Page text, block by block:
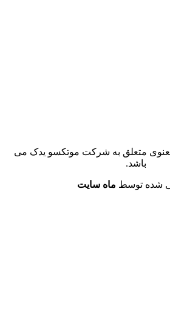
متعلق به شرکت موتکسو یدک می
باشد.
شده توسط ماه سایت